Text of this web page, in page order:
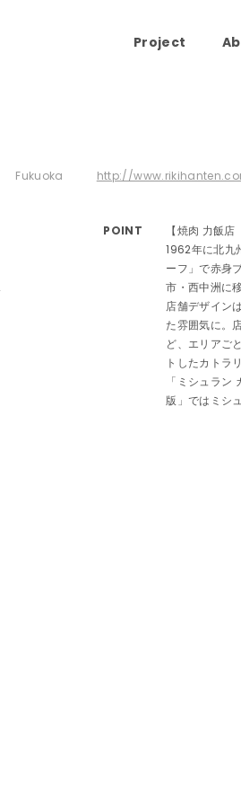
Project
Fukuoka http://
POINT
【焼肉 力飯店
1962年に北九
ーフ」で赤身
市・西中洲に
店舗デザイン
た雰囲気に。
ど、エリアご
トしたカトラ
「ミシュラ
版」ではミシ